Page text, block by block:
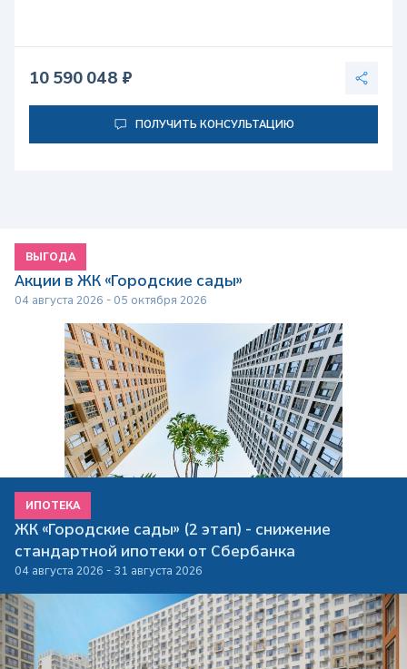
10 590 048 ₽
ПОЛУЧИТЬ КОНСУЛЬТАЦИЮ
ВЫГОДА
Акции в ЖК «Городские сады»
04 августа 2026 - 05 октября 2026
ИПОТЕКА
ЖК «Городские сады» (2 этап) - снижение
стандартной ипотеки от Сбербанка
04 августа 2026 - 31 августа 2026